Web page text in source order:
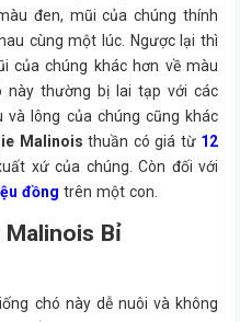
đen, mũi của chúng thính
cùng một lúc. Ngược lại thì
của chúng khác hơn về màu
này thường bị lai tạp với các
và lông của chúng cũng khác
Malinois thuần có giá từ 12
xứ của chúng. Còn đối với
đồng trên một con.
Malinois Bỉ
chó này dễ nuôi và không